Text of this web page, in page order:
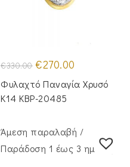
€330.00 Original
price
was:
€330.00.
€270.00
τιμή
είναι:
Φυλαχτό Παναγία Χρυσό
Κ14 KBP-20485
Άμεση παραλαβή /
Παράδoση 1 έως 3 ημέρες